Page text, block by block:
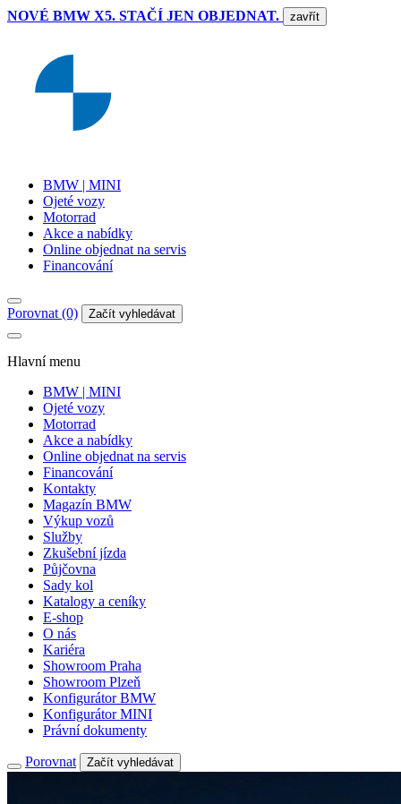
NOVÉ BMW X5. STAČÍ JEN OBJEDNAT. zavřít
BMW | MINI
Ojeté vozy
Motorrad
Akce a nabídky
Online objednat na servis
Financování
Porovnat (0) Začít vyhledávat
Hlavní menu
BMW | MINI
Ojeté vozy
Motorrad
Akce a nabídky
Online objednat na servis
Financování
Kontakty
Magazín BMW
Výkup vozů
Služby
Zkušební jízda
Půjčovna
Sady kol
Katalogy a ceníky
E-shop
O nás
Kariéra
Showroom Praha
Showroom Plzeň
Konfigurátor BMW
Konfigurátor MINI
Právní dokumenty
Porovnat Začít vyhledávat